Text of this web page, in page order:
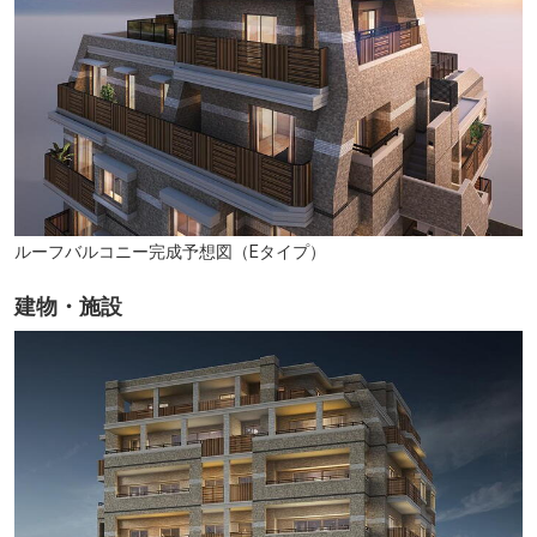
修猷館高等学校（徒歩20分・約1.6km）
ルーフバルコニー完成予想図（Eタイプ）
建物・施設